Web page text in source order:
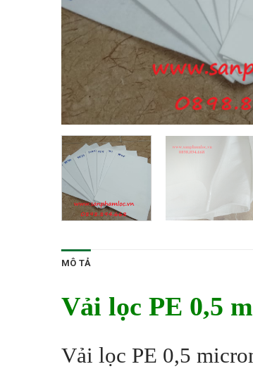
MÔ TẢ
Vải lọc PE 0,5
Vải lọc PE 0,5